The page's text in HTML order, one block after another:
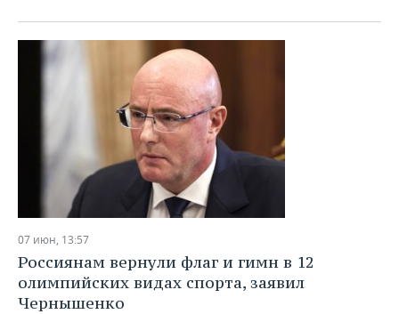
ХОККЕЙ С МЯЧОМ
ПРОИСШЕСТВИЯ
07 июн, 13:57
Россиянам вернули флаг и гимн в 12
олимпийских видах спорта, заявил
Чернышенко